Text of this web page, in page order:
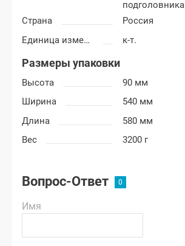
подголовника
Страна
Россия
Единица измерения
к-т.
Размеры упаковки
Высота
90 мм
Ширина
540 мм
Длина
580 мм
Вес
3200 г
Вопрос-Ответ
Имя